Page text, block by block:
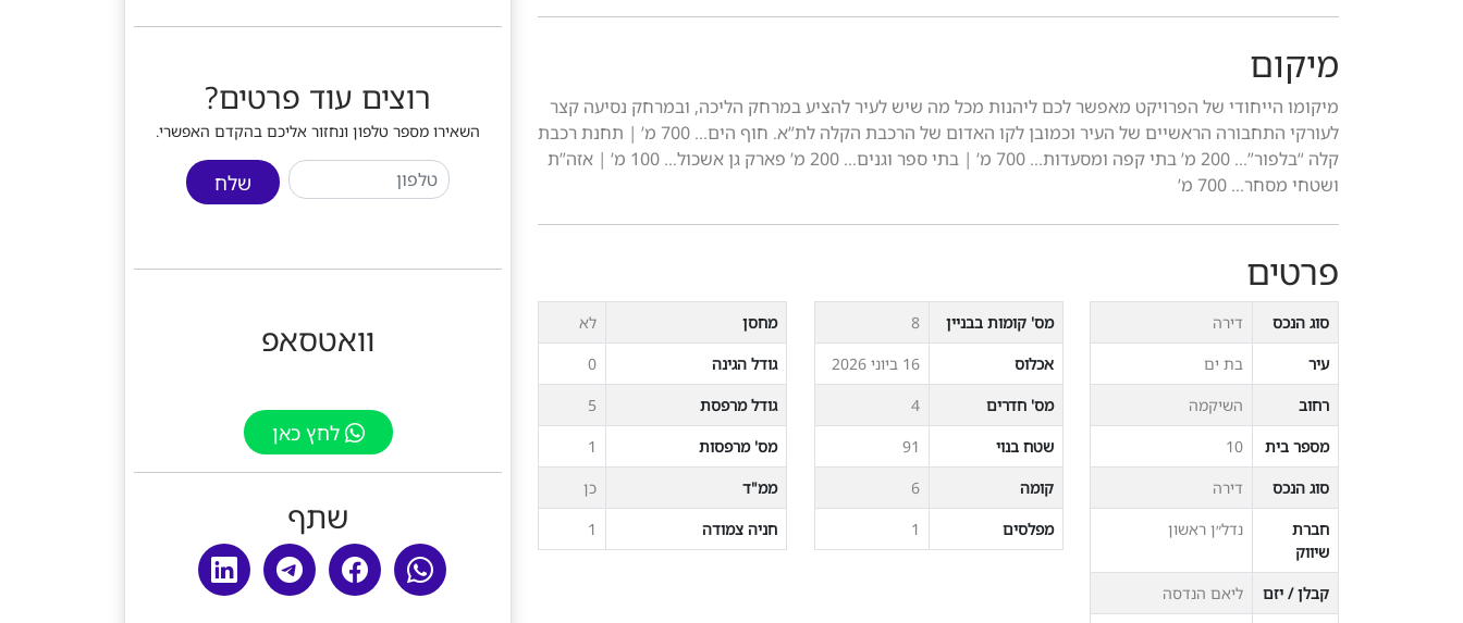
מיקום
מיקומו הייחודי של הפרויקט מאפשר לכם ליהנות מכל מה שיש לעיר להציע במרחק הליכה, ובמרחק נסיעה קצר
לעורקי התחבורה הראשיים של העיר וכמובן לקו האדום של הרכבת הקלה לת”א. חוף הים… 700 מ’ | תחנת רכבת
קלה “בלפור”… 200 מ’ בתי קפה ומסעדות… 700 מ’ | בתי ספר וגנים… 200 מ’ פארק גן אשכול… 100 מ’ | אזה”ת
ושטחי מסחר… 700 מ’
פרטים
סוג הנכס
דירה
עיר
בת ים
רחוב
השיקמה
מספר בית
10
סוג הנכס
דירה
חברת
שיווק
נדל״ן ראשון
קבלן / יזם
ליאם הנדסה
מס' קומות בבניין
8
אכלוס
16 ביוני 2026
מס' חדרים
4
שטח בנוי
91
קומה
6
מפלסים
1
מחסן
לא
גודל הגינה
0
גודל מרפסת
5
מס' מרפסות
1
ממ"ד
כן
חניה צמודה
1
רוצים עוד פרטים?
השאירו מספר טלפון ונחזור אליכם בהקדם האפשרי.
שלח
וואטסאפ
לחץ כאן
שתף